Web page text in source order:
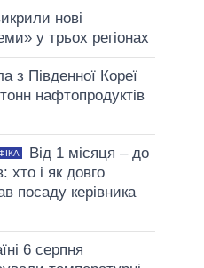
нові
у трьох регіонах
з Південної Кореї
нафтопродуктів
Від 1 місяця – до
хто і як довго
посаду керівника
6 серпня